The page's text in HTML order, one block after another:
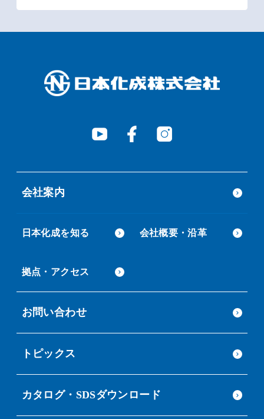
会社案内
日本化成を知る 会社概要・沿革
拠点・アクセス
お問い合わせ
トピックス
カタログ・SDSダウンロード